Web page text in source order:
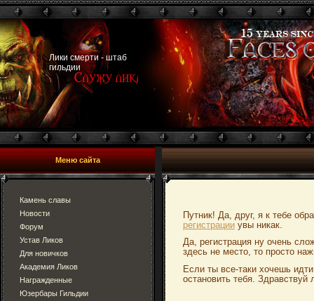
Лики смерти - штаб
гильдии
Меню сайта
Камень славы
Новости
Форум
Устав Ликов
Для новичков
Академия Ликов
Награжденные
Юзербары Гильдии
Путник! Да, друг, я к тебе
регистрации увы никак.
Да, регистрация ну очень
здесь не место, то просто
Если ты все-таки хочешь
остановить тебя.